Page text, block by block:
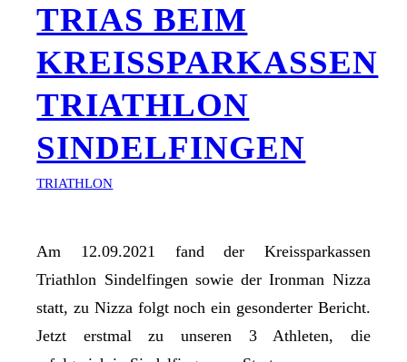
TRIAS BEIM
KREISSPARKASSEN
TRIATHLON
SINDELFINGEN
TRIATHLON
Am 12.09.2021 fand der Kreissparkassen
Triathlon Sindelfingen sowie der Ironman Nizza
statt, zu Nizza folgt noch ein gesonderter Bericht.
Jetzt erstmal zu unseren 3 Athleten, die